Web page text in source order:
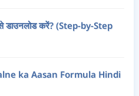
करें? (Step-by-Step
ka Aasan Formula Hindi